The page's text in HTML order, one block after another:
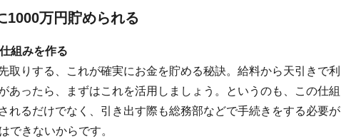
1000万円貯められる
組みを作る
取りする、これが確実にお金を貯める秘訣。給料から天引きで利
あったら、まずはこれを活用しましょう。というのも、この仕組
れるだけでなく、引き出す際も総務部などで手続きをする必要が
できないからです。